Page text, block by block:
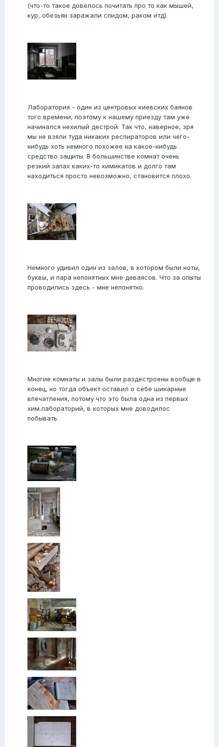
(что-то такое довелось почитать про то как мышей,
кур, обезьян заражали спидом, раком итд).
Лаборатория - один из центровых киевских баянов
того времени, поэтому к нашему приезду там уже
начинался нехилый дестрой. Так что, наверное, зря
мы не взяли туда никаких респираторов или чего-
нибудь хоть немного похожее на какое-нибудь
средство защиты. В большинстве комнат очень
резкий запах каких-то химикатов и долго там
находиться просто невозможно, становится плохо.
Немного удивил один из залов, в котором были ноты,
буквы, и пара непонятных мне деваясов. Что за опыты
проводились здесь - мне непонятно.
Многие комнаты и залы были раздестроены вообще в
конец, но тогда объект оставил о себе шикарные
впечатления, потому что это была одна из первых
хим.лабораторий, в которых мне доводилос
побывать.